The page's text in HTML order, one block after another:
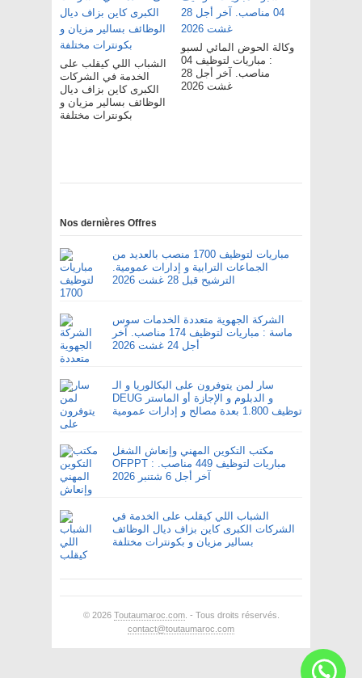
الشباب اللي كيقلب على
الخدمة في الشركات
الكبرى كاين بزاف ديال
الوظائف بسالير مزيان و
بكونترات مختلفة
وكالة الحوض المائي لسبو
: مباريات لتوظيف 04
مناصب. آخر أجل 28
غشت 2026
Nos dernières Offres
مباريات لتوظيف 1700 منصب بالعديد من
الجماعات الترابية و إدارات عمومية.
الترشيح قبل 28 غشت 2026
الشركة الجهوية متعددة الخدمات سوس
ماسة : مباريات لتوظيف 174 مناصب. آخر
أجل 24 غشت 2026
سار لمن يتوفرون على البكالوريا و الـ
DEUG و الدبلوم و الإجازة أو الماستر
توظيف 1.800 بعدة مصالح و إدارات عمومية
مكتب التكوين المهني وإنعاش الشغل
OFPPT : مباريات لتوظيف 449 مناصب.
آخر أجل 6 شتنبر 2026
الشباب اللي كيقلب على الخدمة في
الشركات الكبرى كاين بزاف ديال الوظائف
بسالير مزيان و بكونترات مختلفة
© 2026 Toutaumaroc.com. - Tous droits réservés.
contact@toutaumaroc.com